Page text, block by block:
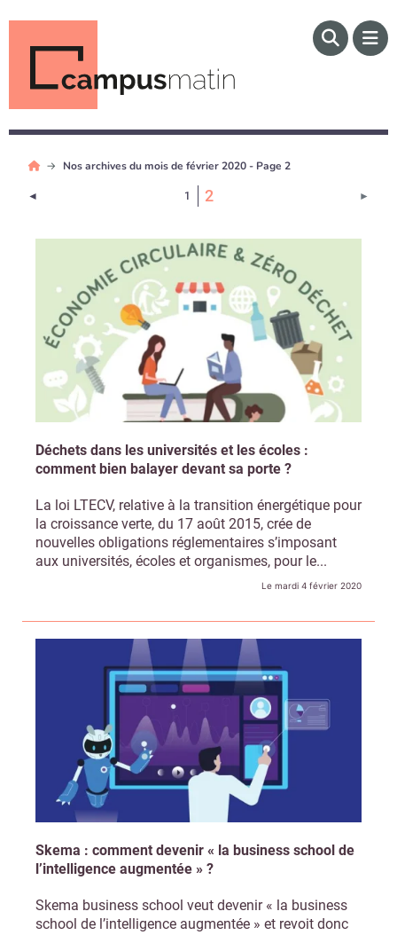
Nos archives du mois de février 2020 - Page 2
◄ 1 2 ►
Déchets dans les universités et les écoles :
comment bien balayer devant sa porte ?
La loi LTECV, relative à la transition énergétique pour
la croissance verte, du 17 août 2015, crée de
nouvelles obligations réglementaires s’imposant
aux universités, écoles et organismes, pour le...
Le mardi 4 février 2020
Skema : comment devenir « la business school de
l’intelligence augmentée » ?
Skema business school veut devenir « la business
school de l’intelligence augmentée » et revoit donc